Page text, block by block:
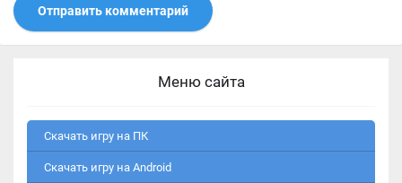
Отправить комментарий
Меню сайта
Скачать игру на ПК
Скачать игру на Android